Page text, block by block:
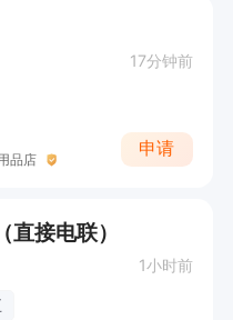
17分钟前
品店
申请
接电联）
1小时前